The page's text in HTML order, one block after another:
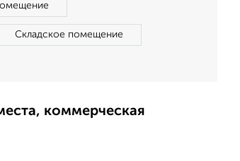
Складское помещение
коммерческая